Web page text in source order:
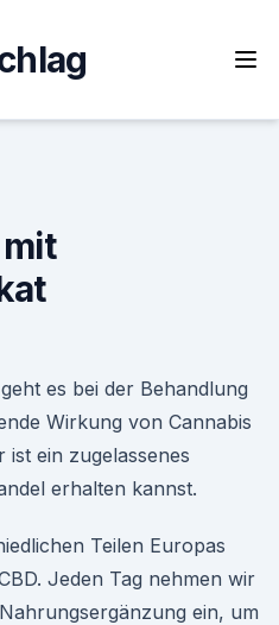
es bei der Behandlung
Wirkung von Cannabis
ein zugelassenes
erhalten kannst.
Teilen Europas
Jeden Tag nehmen wir
ein, um